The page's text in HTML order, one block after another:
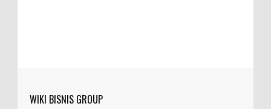
WIKI BISNIS GROUP